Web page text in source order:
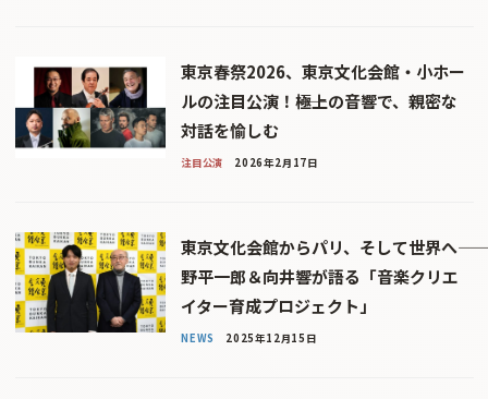
東京春祭2026、東京文化会館・小ホー
ルの注目公演！――極上の音響で、親密な
対話を愉しむ
注目公演 2026年2月17日
東京文化会館からパリ、そして世界へ――
野平一郎＆向井響が語る「音楽クリエ
イター育成プロジェクト」
NEWS 2025年12月15日